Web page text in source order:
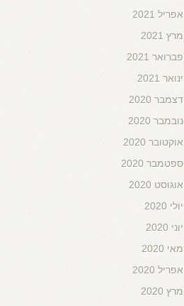
אפריל 2021
מרץ 2021
פברואר 2021
ינואר 2021
דצמבר 2020
נובמבר 2020
אוקטובר 2020
ספטמבר 2020
אוגוסט 2020
יולי 2020
יוני 2020
מאי 2020
אפריל 2020
מרץ 2020